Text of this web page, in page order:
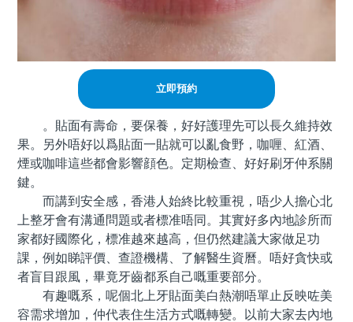
立即預約
。貼面有壽命，要保養，好好護理先可以長久維持效
果。另外唔好以爲貼面一貼就可以亂食野，咖喱、紅酒、
煙或咖啡這些都會影響顔色。定期檢查、好好刷牙仲系關
鍵。
而講到安全感，香港人始終比較重視，唔少人擔心北
上整牙會有溝通問題或者標准唔同。其實好多內地診所而
家都好國際化，標准越來越高，但仍然建議大家做足功
課，例如睇評價、查證機構、了解醫生資曆。唔好貪快或
者盲目跟風，畢竟牙齒都系自己嘅重要部分。
有趣嘅系，呢個北上牙貼面美白熱潮唔單止反映咗美
容需求增加，仲代表住生活方式嘅轉變。以前大家去內地